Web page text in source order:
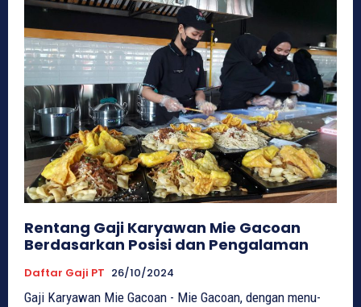
Rentang Gaji Karyawan Mie Gacoan
Berdasarkan Posisi dan Pengalaman
Daftar Gaji PT 26/10/2024
Gaji Karyawan Mie Gacoan - Mie Gacoan, dengan menu-